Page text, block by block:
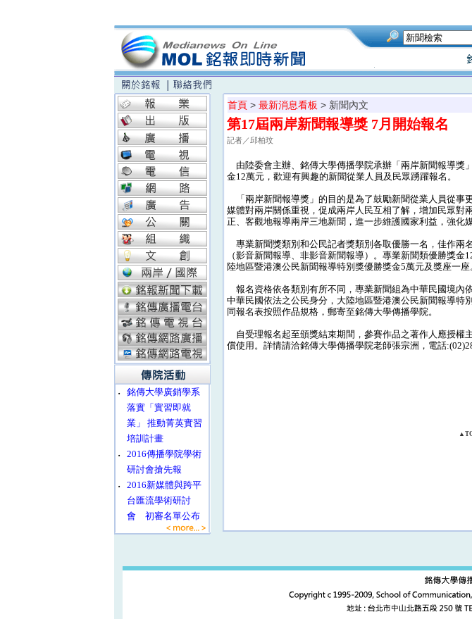
‧
銘傳大學廣銷學系
落實「實習即就
業」 推動菁英實習
培訓計畫
‧
2016傳播學院學術
研討會搶先報
‧
2016新媒體與跨平
台匯流學術研討
會 初審名單公布
首頁 > 最新消息看板 > 新聞內文
第17屆兩岸新聞報導獎 7月開始報名
記者／邱柏玟
由陸委會主辦、銘傳大學傳播學院承辦「兩岸新聞報導獎
金12萬元，歡迎有興趣的新聞從業人員及民眾踴躍報名。
「兩岸新聞報導獎」的目的是為了鼓勵新聞從業人員從事
媒體對兩岸關係重視，促成兩岸人民互相了解，增加民眾
正、客觀地報導兩岸三地新聞，進一步維護國家利益，強化
專業新聞獎類別和公民記者獎類別各取優勝一名，佳作兩
（影音新聞報導、非影音新聞報導）。專業新聞類優勝獎
陸地區暨港澳公民新聞報導特別獎優勝獎金5萬元及獎座一座
報名資格依各類別有所不同，專業新聞組為中華民國境內
中華民國依法之公民身分，大陸地區暨港澳公民新聞報導特
同報名表按照作品規格，郵寄至銘傳大學傳播學院。
自受理報名起至頒獎結束期間，參賽作品之著作人應授權
償使用。詳情請洽銘傳大學傳播學院老師張宗洲，電話